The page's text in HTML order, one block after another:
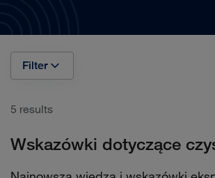
Filter
5 results
Wskazówki dotyczące